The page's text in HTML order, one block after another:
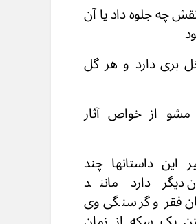
چه جلوه داد یا آن
بری دارد و هر گل
از خواص آثار
این داستانها چند
دیگر دارد مانند
فقر و گرسنگی وی